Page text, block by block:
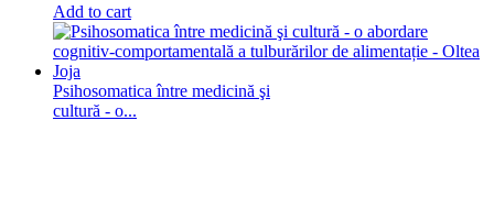
Add to cart
Psihosomatica între medicină şi
cultură - o...